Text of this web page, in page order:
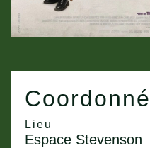
Lieu
Espace Stevenson